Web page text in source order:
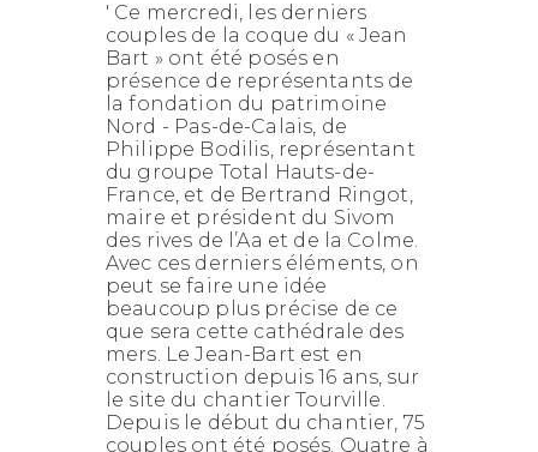
' Ce mercredi, les derniers
couples de la coque du « Jean
Bart » ont été posés en
présence de représentants de
la fondation du patrimoine
Nord - Pas-de-Calais, de
Philippe Bodilis, représentant
du groupe Total Hauts-de-
France, et de Bertrand Ringot,
maire et président du Sivom
des rives de l’Aa et de la Colme.
Avec ces derniers éléments, on
peut se faire une idée
beaucoup plus précise de ce
que sera cette cathédrale des
mers. Le Jean-Bart est en
construction depuis 16 ans, sur
le site du chantier Tourville.
Depuis le début du chantier, 75
couples ont été posés. Quatre à